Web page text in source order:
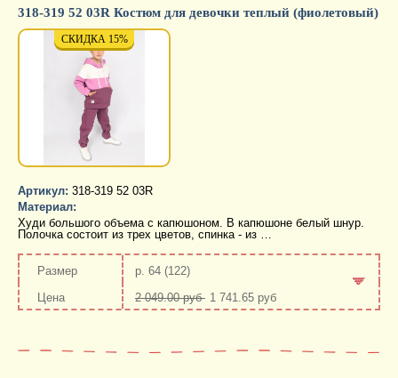
318-319 52 03R Костюм для девочки теплый (фиолетовый)
СКИДКА 15%
Артикул: 318-319 52 03R
Материал:
Худи большого объема с капюшоном. В капюшоне белый шнур.
Полочка состоит из трех цветов, спинка - из …
р. 64 (122)
2 049.00 руб 1 741.65 руб